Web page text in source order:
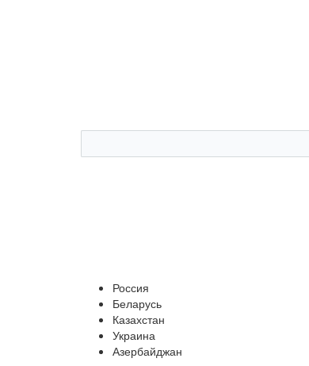
Россия
Беларусь
Казахстан
Украина
Азербайджан